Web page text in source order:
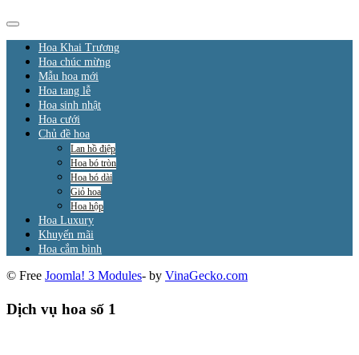
Hoa Khai Trương
Hoa chúc mừng
Mẫu hoa mới
Hoa tang lễ
Hoa sinh nhật
Hoa cưới
Chủ đề hoa
Lan hồ điệp
Hoa bó tròn
Hoa bó dài
Giỏ hoa
Hoa hộp
Hoa Luxury
Khuyến mãi
Hoa cắm bình
© Free Joomla! 3 Modules- by VinaGecko.com
Dịch vụ hoa số 1